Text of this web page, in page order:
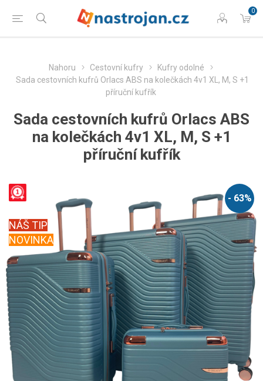
0
Nahoru Cestovní kufry
Kufry odolné
Sada cestovních kufrů Orlacs ABS na kolečkách 4v1 XL, M, S +1
příruční kufřík
Sada cestovních kufrů Orlacs ABS
na kolečkách 4v1 XL, M, S +1
příruční kufřík
- 63%
NÁŠ TIP
NOVINKA